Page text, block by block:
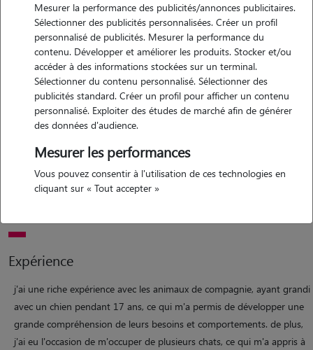
je souhaite garder des chats parce que j'ai toujours eu une profonde
affinité pour ces animaux fascinants et indépendants. leur caractère
unique, leur élégance naturelle et leur capacité à apporter une
compagnie chaleureuse et apaisante me touchent particulièrement.
en tant que gardienne, je m'engage à offrir à chaque chat un
environnement sûr et confortable, où il pourra se sentir serein et bien
soigné. mon objectif est de répondre à leurs besoins avec attention,
détente, tout en veillant à maintenir leur routine quotidienne. offrir
cette attention et cette affection aux chats me procure une immense
satisfaction, et je suis enthousiaste à l'idée de contribuer à leur bien-
Expérience
j'ai une riche expérience avec les animaux de compagnie, ayant grandi
avec un chien pendant 17 ans, ce qui m'a permis de développer une
grande compréhension de leurs besoins et comportements. de plus,
j'ai eu l'occasion de m'occuper de plusieurs chats, ce qui m'a appris à
Mesurer la performance des publicités/annonces publicitaires.
Sélectionner des publicités personnalisées. Créer un profil
personnalisé de publicités. Mesurer la performance du
contenu. Développer et améliorer les produits. Stocker et/ou
accéder à des informations stockées sur un terminal.
Sélectionner du contenu personnalisé. Sélectionner des
publicités standard. Créer un profil pour afficher un contenu
personnalisé. Exploiter des études de marché afin de générer
des données d'audience.
Mesurer les performances
Vous pouvez consentir à l'utilisation de ces technologies en
cliquant sur « Tout accepter »